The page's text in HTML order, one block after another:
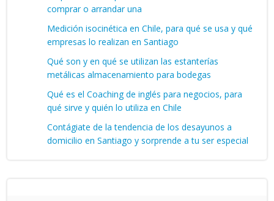
comprar o arrandar una
Medición isocinética en Chile, para qué se usa y qué
empresas lo realizan en Santiago
Qué son y en qué se utilizan las estanterías
metálicas almacenamiento para bodegas
Qué es el Coaching de inglés para negocios, para
qué sirve y quién lo utiliza en Chile
Contágiate de la tendencia de los desayunos a
domicilio en Santiago y sorprende a tu ser especial